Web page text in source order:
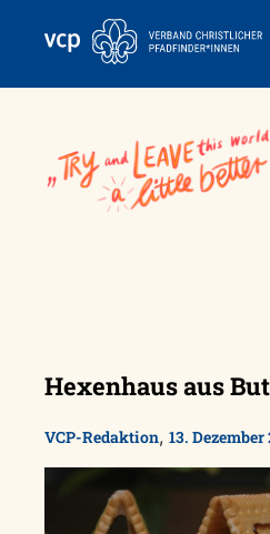
Hexenhaus aus
VCP-Redaktion, 13. Dezember